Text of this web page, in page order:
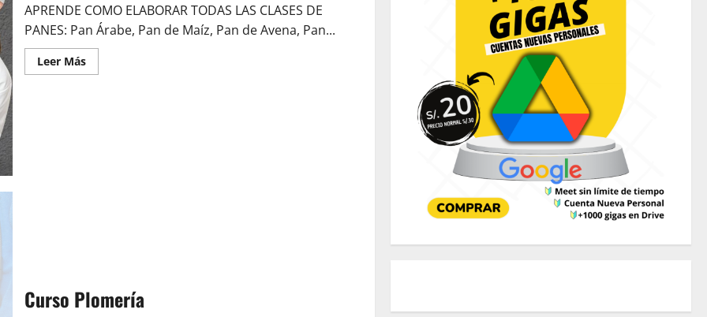
APRENDE COMO ELABORAR TODAS LAS CLASES DE
PANES: Pan Árabe, Pan de Maíz, Pan de Avena, Pan...
Leer MásLeer
más
Curso Plomería